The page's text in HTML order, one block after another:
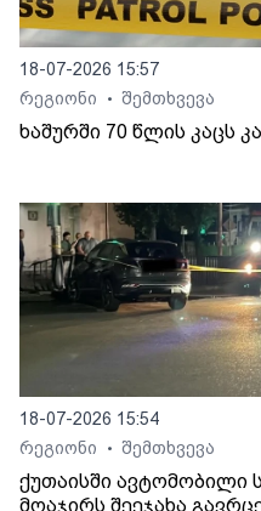
18-07-2026 15:57
რეგიონი
• შემთხვევა
ხაშურში 70 წლის კაცს
18-07-2026 15:54
რეგიონი
• შემთხვევა
ქუთაისში ავტომობილი
მოაჯირს შეეჯახა